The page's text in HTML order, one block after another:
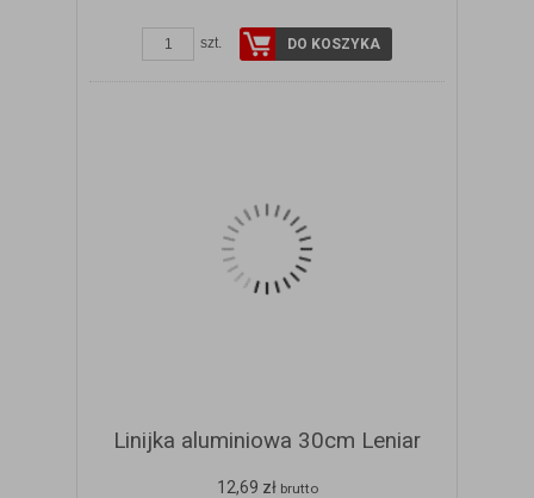
szt. DO KOSZYKA
Linijka aluminiowa 30cm Leniar
12,69 zł brutto